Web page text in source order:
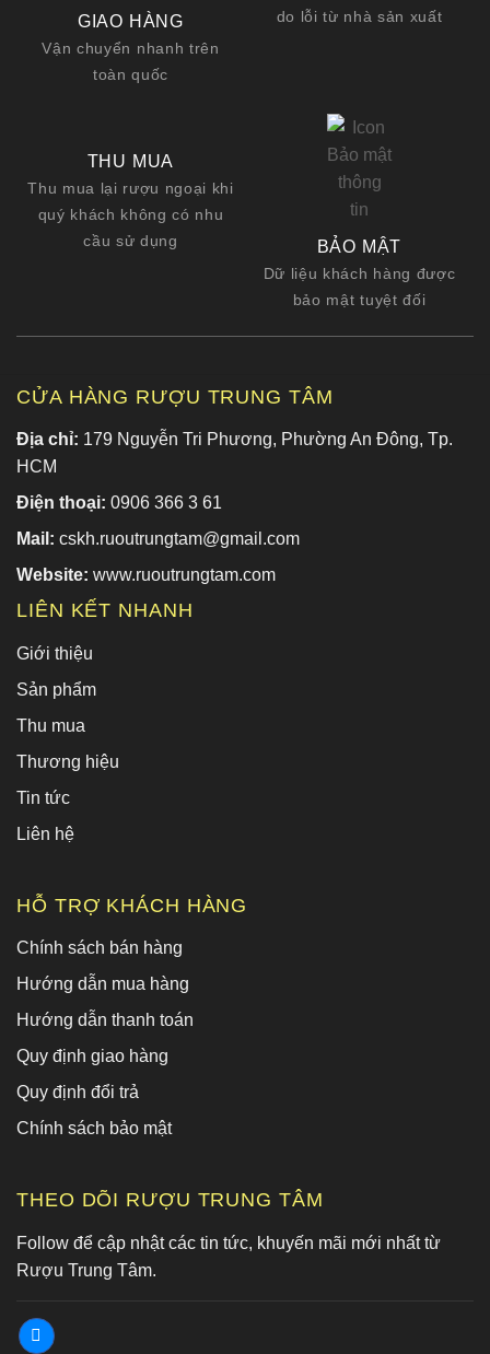
GIAO HÀNG
Vận chuyển nhanh trên
toàn quốc
do lỗi từ nhà sản xuất
THU MUA
Thu mua lại rượu ngoại khi
quý khách không có nhu
cầu sử dụng
BẢO MẬT
Dữ liệu khách hàng được
bảo mật tuyệt đối
CỬA HÀNG RƯỢU TRUNG TÂM
Địa chỉ: 179 Nguyễn Tri Phương, Phường An Đông, Tp.
HCM
Điện thoại: 0906 366 3 61
Mail: cskh.ruoutrungtam@gmail.com
Website: www.ruoutrungtam.com
LIÊN KẾT NHANH
Giới thiệu
Sản phẩm
Thu mua
Thương hiệu
Tin tức
Liên hệ
HỖ TRỢ KHÁCH HÀNG
Chính sách bán hàng
Hướng dẫn mua hàng
Hướng dẫn thanh toán
Quy định giao hàng
Quy định đổi trả
Chính sách bảo mật
THEO DÕI RƯỢU TRUNG TÂM
Follow để cập nhật các tin tức, khuyến mãi mới nhất từ
Rượu Trung Tâm.